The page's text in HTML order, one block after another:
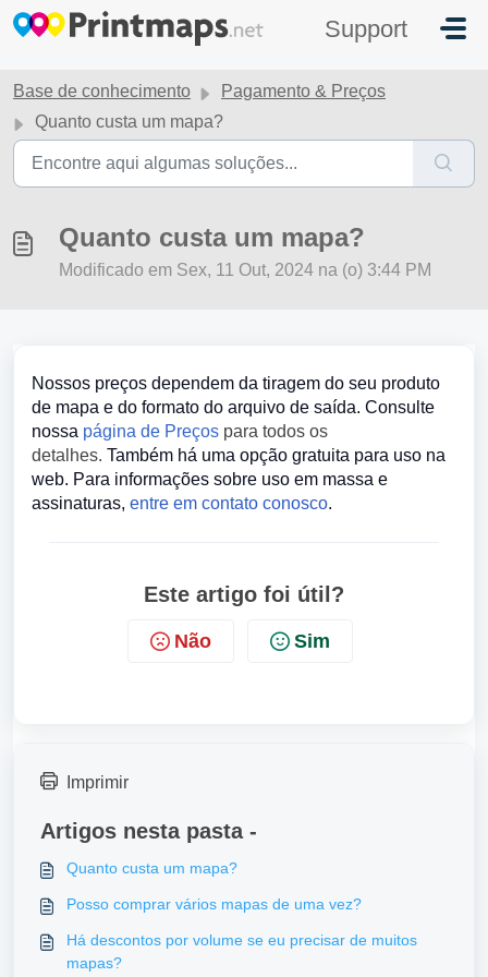
Ir para o conteúdo principal
Support
Base de conhecimento
Pagamento & Preços
Quanto custa um mapa?
Quanto custa um mapa?
Modificado em Sex, 11 Out, 2024 na (o) 3:44 PM
Nossos preços dependem da tiragem do seu produto
de mapa e do formato do arquivo de saída. Consulte
nossa página de Preços para todos os
detalhes. Também há uma opção gratuita para uso na
web. Para informações sobre uso em massa e
assinaturas, entre em contato conosco.
Este artigo foi útil?
Não Sim
Imprimir
Artigos nesta pasta -
Quanto custa um mapa?
Posso comprar vários mapas de uma vez?
Há descontos por volume se eu precisar de muitos
mapas?